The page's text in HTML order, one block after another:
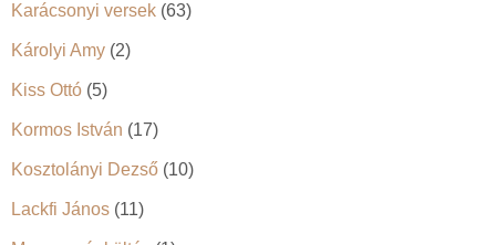
Karácsonyi versek (63)
Károlyi Amy (2)
Kiss Ottó (5)
Kormos István (17)
Kosztolányi Dezső (10)
Lackfi János (11)